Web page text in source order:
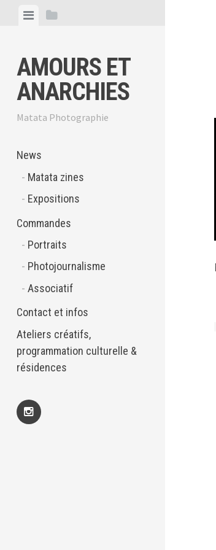
ViewView
AMOURS ET
ANARCHIES
Matata Photographie
News
Matata zines
Expositions
Commandes
Portraits
Photojournalisme
Associatif
Contact et infos
Ateliers créatifs,
programmation culturelle &
résidences